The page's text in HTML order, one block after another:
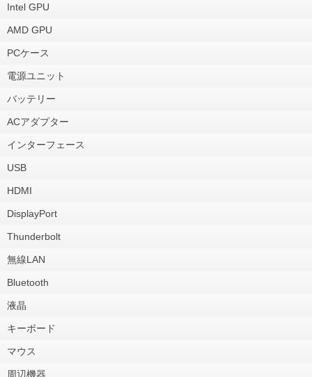
Intel GPU
AMD GPU
PCケース
電源ユニット
バッテリー
ACアダプター
インターフェース
USB
HDMI
DisplayPort
Thunderbolt
無線LAN
Bluetooth
液晶
キーボード
マウス
周辺機器